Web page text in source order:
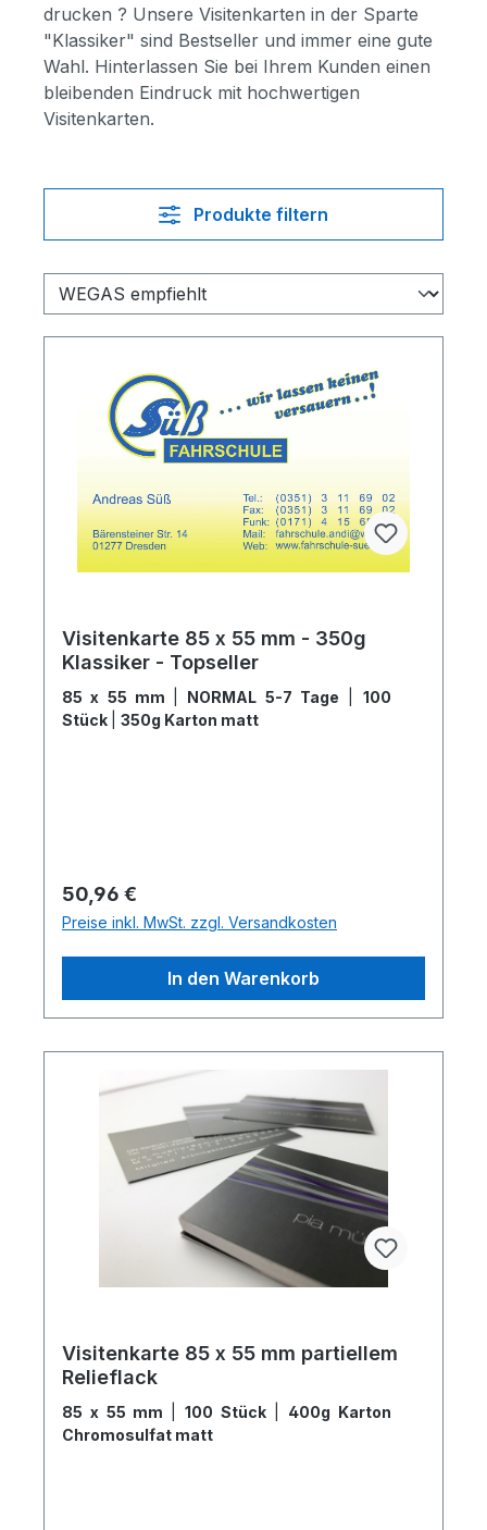
drucken ? Unsere Visitenkarten in der Sparte
"Klassiker" sind Bestseller und immer eine gute
Wahl. Hinterlassen Sie bei Ihrem Kunden einen
bleibenden Eindruck mit hochwertigen
Visitenkarten.
Produkte filtern
Visitenkarte 85 x 55 mm - 350g
Klassiker - Topseller
85 x 55 mm NORMAL 5-7 Tage
100
Stück
350g Karton matt
Regulärer Preis:
50,96 €
Preise inkl. MwSt. zzgl. Versandkosten
In den Warenkorb
Visitenkarte 85 x 55 mm partiellem
Relieflack
85 x 55 mm 100 Stück
400g Karton
Chromosulfat matt